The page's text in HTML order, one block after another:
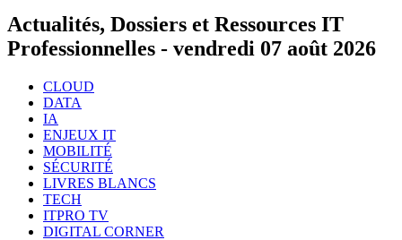
Actualités, Dossiers et Ressources IT
Professionnelles - vendredi 07 août 2026
CLOUD
DATA
IA
ENJEUX IT
MOBILITÉ
SÉCURITÉ
LIVRES BLANCS
TECH
ITPRO TV
DIGITAL CORNER